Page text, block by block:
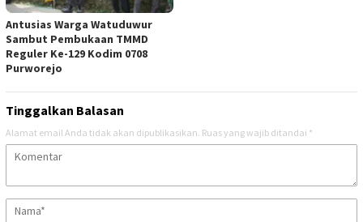
Antusias Warga Watuduwur
Sambut Pembukaan TMMD
Reguler Ke-129 Kodim 0708
Purworejo
Tinggalkan Balasan
Alamat email Anda tidak akan dipublikasikan. Ruas yang wajib ditandai *